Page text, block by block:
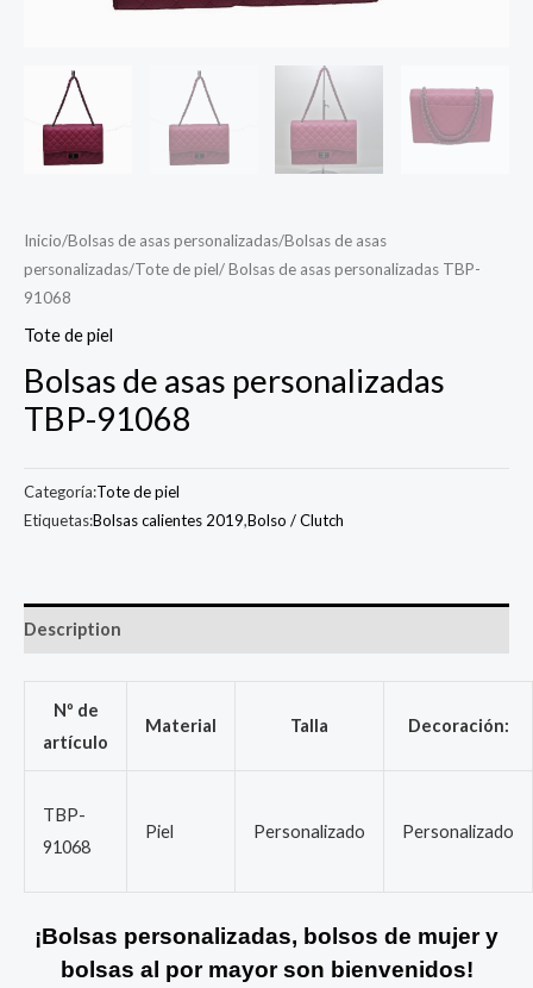
Inicio/Bolsas de asas personalizadas/Bolsas de asas
personalizadas/Tote de piel/ Bolsas de asas personalizadas TBP-
91068
Tote de piel
Bolsas de asas personalizadas
TBP-91068
Categoría:Tote de piel
Etiquetas:Bolsas calientes 2019,Bolso / Clutch
Description
Nº de
artículo
Material Talla Decoración:
TBP-
91068
Piel Personalizado Personalizado
¡Bolsas personalizadas, bolsos de mujer y
bolsas al por mayor son bienvenidos!